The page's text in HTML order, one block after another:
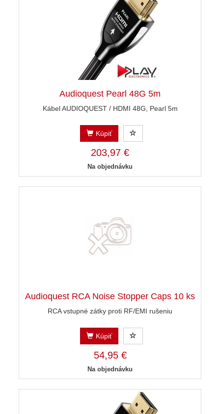
Audioquest Pearl 48G 5m
Kábel AUDIOQUEST / HDMI 48G, Pearl 5m
Kúpiť
203,97 €
Na objednávku
Audioquest RCA Noise Stopper Caps 10 ks
RCA vstupné zátky proti RF/EMI rušeniu
Kúpiť
54,95 €
Na objednávku